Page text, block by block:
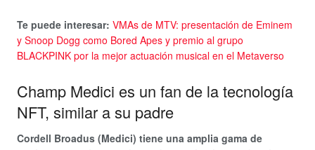
Te puede interesar: VMAs de MTV: presentación de Eminem
y Snoop Dogg como Bored Apes y premio al grupo
BLACKPINK por la mejor actuación musical en el Metaverso
Champ Medici es un fan de la tecnología
NFT, similar a su padre
Cordell Broadus (Medici) tiene una amplia gama de